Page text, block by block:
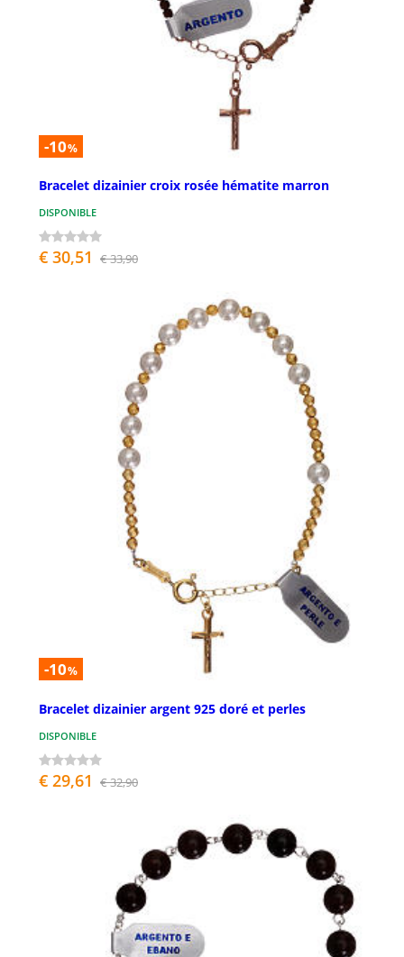
-10%
Bracelet dizainier croix rosée hématite marron
DISPONIBLE
€ 30,51 € 33,90
-10%
Bracelet dizainier argent 925 doré et perles
DISPONIBLE
€ 29,61 € 32,90